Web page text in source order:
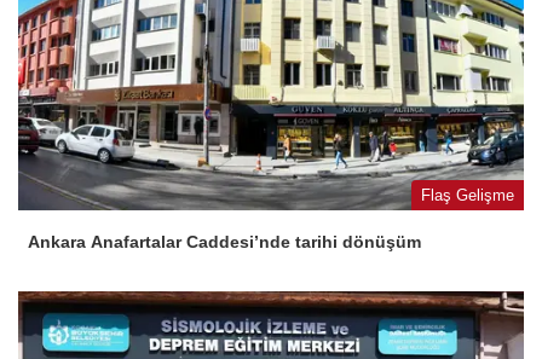
Flaş Gelişme
Ankara Anafartalar Caddesi’nde tarihi dönüşüm